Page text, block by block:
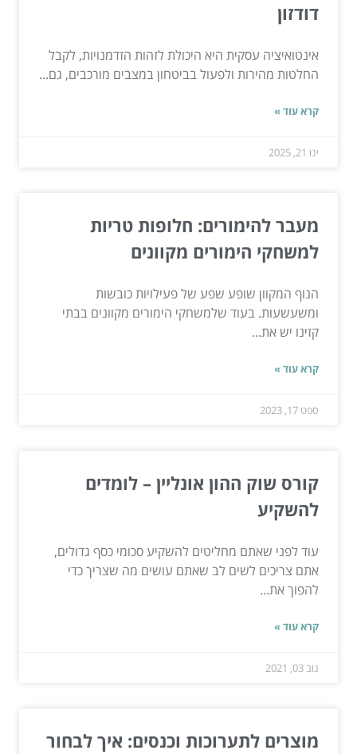
דודזון
אינטואיציה עסקית היא היכולת לזהות הזדמנויות, לקבל
החלטות מהירות ולפעול בביטחון במצבים מורכבים, גם...
קרא עוד »
ינו 21, 2025
מעבר להימורים: חלופות טריות
למשחקי הימורים מקוונים
הנוף המקוון שופע שפע של פעילויות כובשות
ומשעשעות. בעוד שלמשחקי הימורים מקוונים בבתי
קזינו יש את...
קרא עוד »
ספט 17, 2023
קורס שוק ההון אונליין – לומדים
להשקיע
עוד לפני שאתם מחליטים להשקיע סכומי כסף גדולים,
אתם צריכים לשים לב שאתם עושים מה שצריך כדי
להפוך את...
קרא עוד »
נוב 03, 2021
מוצרים לתערוכות וכנסים: איך לבחור